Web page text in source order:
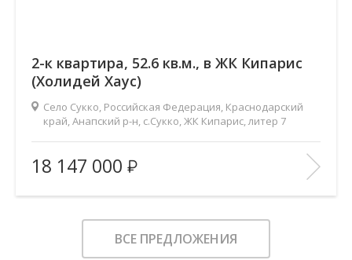
2-к квартира, 52.6 кв.м., в ЖК Кипарис
(Холидей Хаус)
Село Сукко, Российская Федерация, Краснодарский
край, Анапский р-н, с.Сукко, ЖК Кипарис, литер 7
Площадь (общ/жил/кух), м2:
52.6/21/20
Количество комнат:
2
Этаж:
6/8
В ИЗБРАННОЕ
18 147 000
ВСЕ ПРЕДЛОЖЕНИЯ